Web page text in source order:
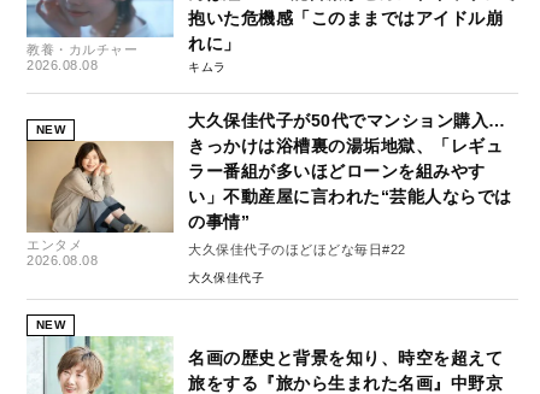
教養・カルチャー
2026.08.08
抱いた危機感「このままではアイドル崩
れに」
キムラ
NEW
エンタメ
2026.08.08
大久保佳代子が50代でマンション購入…
きっかけは浴槽裏の湯垢地獄、「レギュ
ラー番組が多いほどローンを組みやす
い」不動産屋に言われた“芸能人ならでは
の事情”
大久保佳代子のほどほどな毎日#22
大久保佳代子
NEW
名画の歴史と背景を知り、時空を超えて
旅をする『旅から生まれた名画』中野京